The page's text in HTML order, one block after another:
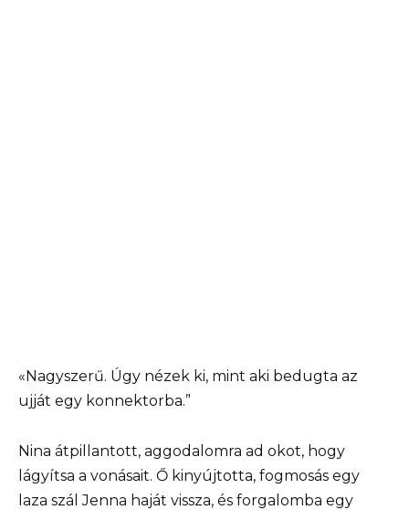
«Nagyszerű. Úgy nézek ki, mint aki bedugta az
ujját egy konnektorba.”
Nina átpillantott, aggodalomra ad okot, hogy
lágyítsa a vonásait. Ő kinyújtotta, fogmosás egy
laza szál Jenna haját vissza, és forgalomba egy